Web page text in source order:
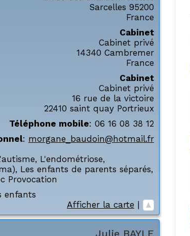
Sarcelles 95200
France
Cabinet
Cabinet privé
14340 Cambremer
France
Cabinet
Cabinet privé
16 rue de la victoire
22410 saint quay Portrieux
Téléphone mobile: 06 16 08 38 12
: morgane_baudoin@hotmail.fr
, L'endométriose,
, Les enfants de parents séparés,
Provocation
enfants
Afficher la carte |
Julie BAYLE